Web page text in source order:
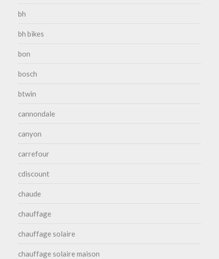
bh
bh bikes
bon
bosch
btwin
cannondale
canyon
carrefour
cdiscount
chaude
chauffage
chauffage solaire
chauffage solaire maison